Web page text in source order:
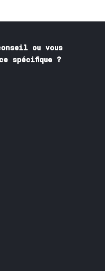
ou vous
spécifique ?